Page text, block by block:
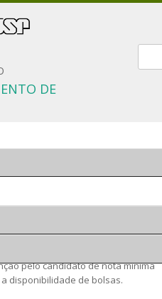
DE
no máximo 10
de doutorado e/ou
pelo candidato de nota mínima
disponibilidade de bolsas.